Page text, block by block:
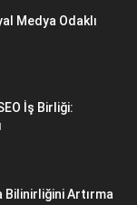
Medya Odaklı
İş Birliği:
Bilinirliğini Artırma